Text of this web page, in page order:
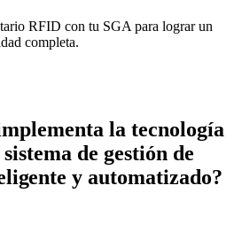
RFID con tu SGA para lograr un
completa.
la tecnología
de gestión de
y automatizado?